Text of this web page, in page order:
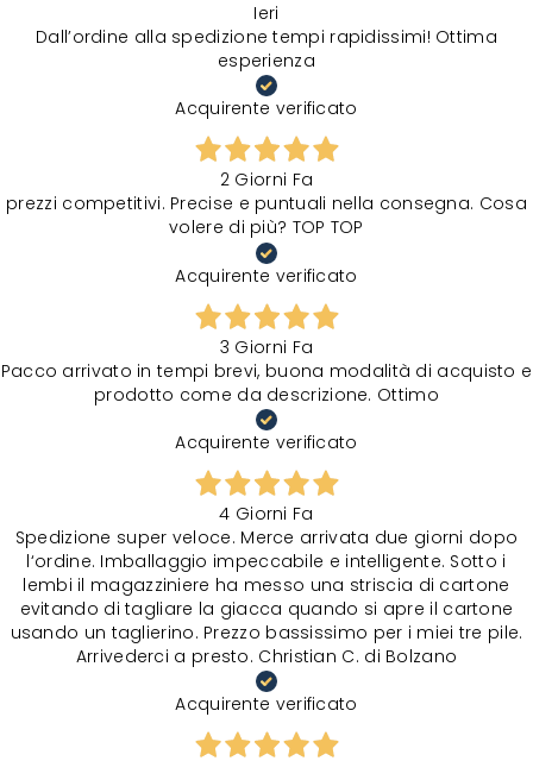
Ieri
Dall’ordine alla spedizione tempi rapidissimi! Ottima
esperienza
Acquirente verificato
2 Giorni Fa
prezzi competitivi. Precise e puntuali nella consegna. Cosa
volere di più? TOP TOP
Acquirente verificato
3 Giorni Fa
Pacco arrivato in tempi brevi, buona modalità di acquisto e
prodotto come da descrizione. Ottimo
Acquirente verificato
4 Giorni Fa
Spedizione super veloce. Merce arrivata due giorni dopo
l‘ordine. Imballaggio impeccabile e intelligente. Sotto i
lembi il magazziniere ha messo una striscia di cartone
evitando di tagliare la giacca quando si apre il cartone
usando un taglierino. Prezzo bassissimo per i miei tre pile.
Arrivederci a presto. Christian C. di Bolzano
Acquirente verificato